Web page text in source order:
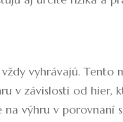
vyhrávajú. Tento
v závislosti od hier,
výhru v porovnaní